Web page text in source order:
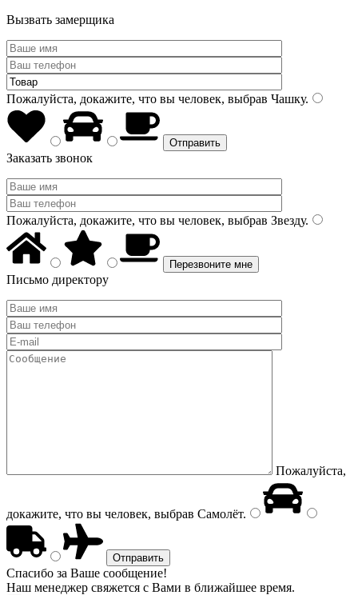
Вызвать замерщика
Пожалуйста, докажите, что вы человек, выбрав Чашку.
Заказать звонок
Пожалуйста, докажите, что вы человек, выбрав Звезду.
Письмо директору
Пожалуйста,
докажите, что вы человек, выбрав Самолёт.
Спасибо за Ваше сообщение!
Наш менеджер свяжется с Вами в ближайшее время.